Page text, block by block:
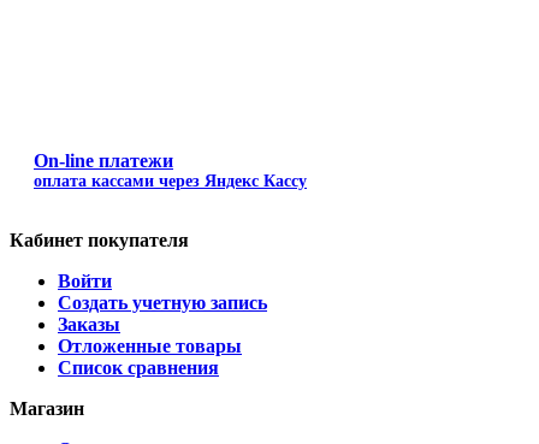
On-line платежи
оплата кассами через Яндекс Кассу
Кабинет покупателя
Войти
Создать учетную запись
Заказы
Отложенные товары
Список сравнения
Магазин